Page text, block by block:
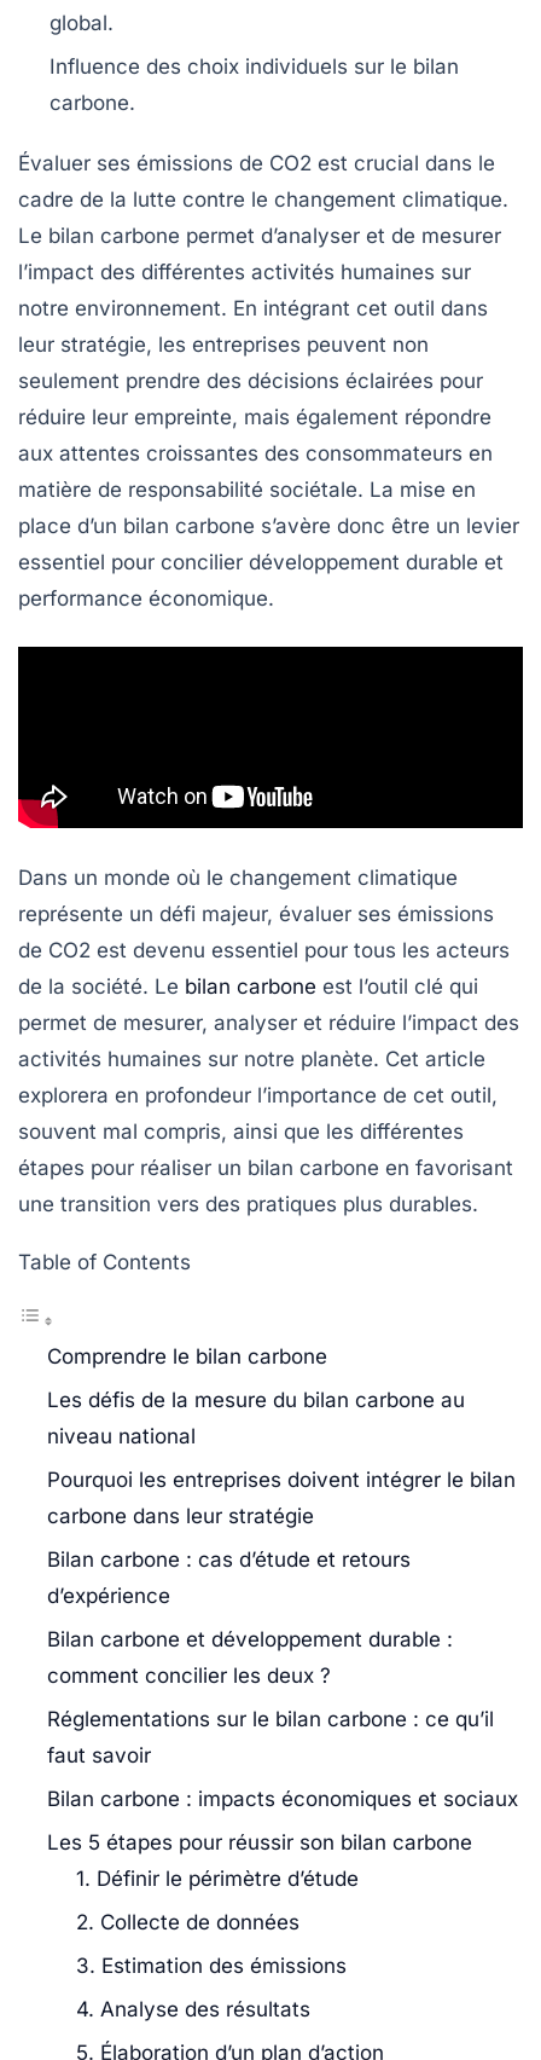
global.
Influence des choix individuels sur le bilan
carbone.
Évaluer ses émissions de CO2 est crucial dans le
cadre de la lutte contre le changement climatique.
Le bilan carbone permet d’analyser et de mesurer
l’impact des différentes activités humaines sur
notre environnement. En intégrant cet outil dans
leur stratégie, les entreprises peuvent non
seulement prendre des décisions éclairées pour
réduire leur empreinte, mais également répondre
aux attentes croissantes des consommateurs en
matière de responsabilité sociétale. La mise en
place d’un bilan carbone s’avère donc être un levier
essentiel pour concilier développement durable et
performance économique.
Dans un monde où le changement climatique
représente un défi majeur, évaluer ses émissions
de CO2 est devenu essentiel pour tous les acteurs
de la société. Le bilan carbone est l’outil clé qui
permet de mesurer, analyser et réduire l’impact des
activités humaines sur notre planète. Cet article
explorera en profondeur l’importance de cet outil,
souvent mal compris, ainsi que les différentes
étapes pour réaliser un bilan carbone en favorisant
une transition vers des pratiques plus durables.
Table of Contents
Comprendre le bilan carbone
Les défis de la mesure du bilan carbone au
niveau national
Pourquoi les entreprises doivent intégrer le bilan
carbone dans leur stratégie
Bilan carbone : cas d’étude et retours
d’expérience
Bilan carbone et développement durable :
comment concilier les deux ?
Réglementations sur le bilan carbone : ce qu’il
faut savoir
Bilan carbone : impacts économiques et sociaux
Les 5 étapes pour réussir son bilan carbone
1. Définir le périmètre d’étude
2. Collecte de données
3. Estimation des émissions
4. Analyse des résultats
5. Élaboration d’un plan d’action